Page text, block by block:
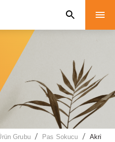
Grubu / Pas Sokucu / Akrilik